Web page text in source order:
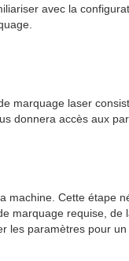
avec la
marquage laser
donnera accès aux
machine. Cette étape
marquage requise,
les paramètres pour